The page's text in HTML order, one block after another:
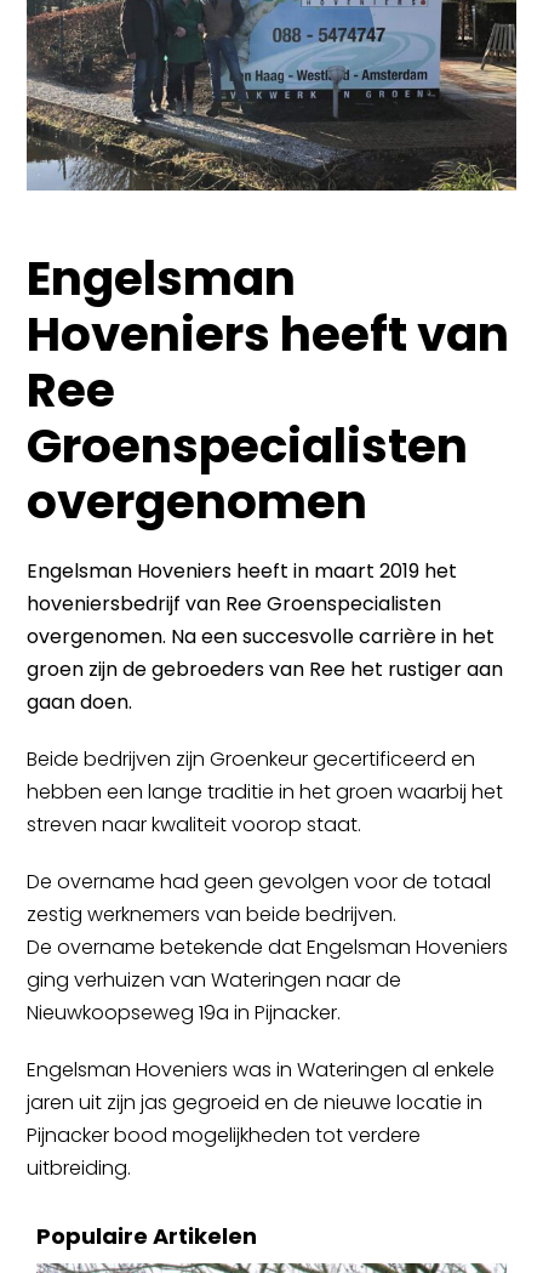
Engelsman
Hoveniers heeft van
Ree
Groenspecialisten
overgenomen
Engelsman Hoveniers heeft in maart 2019 het
hoveniersbedrijf van Ree Groenspecialisten
overgenomen. Na een succesvolle carrière in het
groen zijn de gebroeders van Ree het rustiger aan
gaan doen.
Beide bedrijven zijn Groenkeur gecertificeerd en
hebben een lange traditie in het groen waarbij het
streven naar kwaliteit voorop staat.
De overname had geen gevolgen voor de totaal
zestig werknemers van beide bedrijven.
De overname betekende dat Engelsman Hoveniers
ging verhuizen van Wateringen naar de
Nieuwkoopseweg 19a in Pijnacker.
Engelsman Hoveniers was in Wateringen al enkele
jaren uit zijn jas gegroeid en de nieuwe locatie in
Pijnacker bood mogelijkheden tot verdere
uitbreiding.
Populaire Artikelen